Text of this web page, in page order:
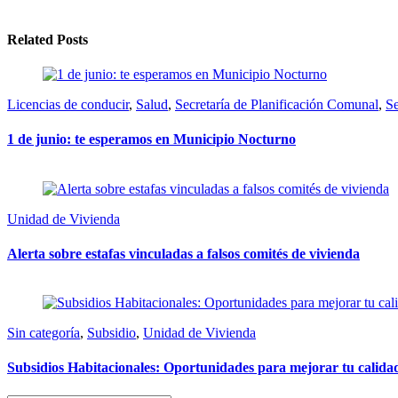
Related Posts
Licencias de conducir, Salud, Secretaría de Planificación Comunal,
1 de junio: te esperamos en Municipio Nocturno
Unidad de Vivienda
Alerta sobre estafas vinculadas a falsos comités de vivienda
Sin categoría, Subsidio, Unidad de Vivienda
Subsidios Habitacionales: Oportunidades para mejorar tu